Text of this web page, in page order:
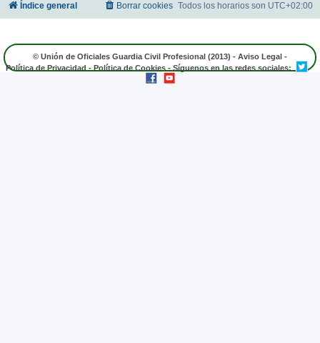
Índice general Todos los horarios son UTC+02:00
Borrar cookies
© Unión de Oficiales Guardia Civil Profesional (2013) - Aviso Legal -
Política de Privacidad-Política de Cookies- Síguenos en las redes sociales: